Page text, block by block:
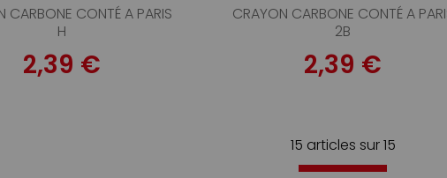
CARBONE CONTÉ A PARIS
H
2,39 €
CRAYON CARBONE CONTÉ A
2B
2,39 €
15 articles sur15